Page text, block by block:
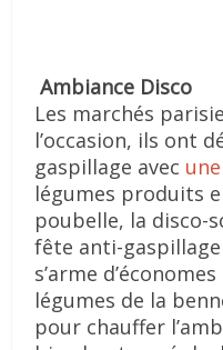
Ambiance Disco
Les marchés
l’occasion, ils ont
gaspillage avec
légumes produits
poubelle, la disco-
fête anti-
s’arme
légumes de la
pour chauffer